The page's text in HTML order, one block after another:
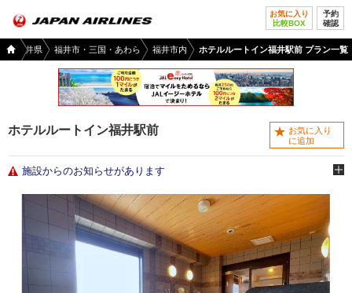
お気に入り
比較BOX
予約
確認
国内
ツア 福井県 福井市・三国・あわら 福井市内 ホテルルートイン福井駅前 プラン一覧
ホテルルートイン福井駅前
お気に入り
に追加
施設からのお知らせがあります